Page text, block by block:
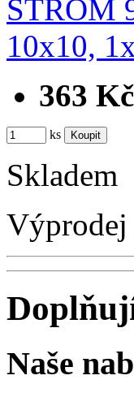
363 Kč
ks
Skladem
Výprodej
Naše